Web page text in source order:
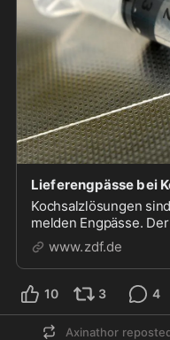
Kochsalzlösungen
melden Engpässe.
Nordrhein warnt vor
www.zdf.de
10 3 4
Axinathor